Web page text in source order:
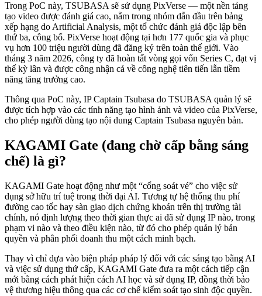
Trong PoC này, TSUBASA sẽ sử dụng PixVerse — một nền tảng
tạo video được đánh giá cao, nằm trong nhóm dẫn đầu trên bảng
xếp hạng do Artificial Analysis, một tổ chức đánh giá độc lập bên
thứ ba, công bố. PixVerse hoạt động tại hơn 177 quốc gia và phục
vụ hơn 100 triệu người dùng đã đăng ký trên toàn thế giới. Vào
tháng 3 năm 2026, công ty đã hoàn tất vòng gọi vốn Series C, đạt vị
thế kỳ lân và được công nhận cả về công nghệ tiên tiến lẫn tiềm
năng tăng trưởng cao.
Thông qua PoC này, IP Captain Tsubasa do TSUBASA quản lý sẽ
được tích hợp vào các tính năng tạo hình ảnh và video của PixVerse,
cho phép người dùng tạo nội dung Captain Tsubasa nguyên bản.
KAGAMI Gate (đang chờ cấp bằng sáng
chế) là gì?
KAGAMI Gate hoạt động như một “cổng soát vé” cho việc sử
dụng sở hữu trí tuệ trong thời đại AI. Tương tự hệ thống thu phí
đường cao tốc hay sàn giao dịch chứng khoán trên thị trường tài
chính, nó định lượng theo thời gian thực ai đã sử dụng IP nào, trong
phạm vi nào và theo điều kiện nào, từ đó cho phép quản lý bản
quyền và phân phối doanh thu một cách minh bạch.
Thay vì chỉ dựa vào biện pháp pháp lý đối với các sáng tạo bằng AI
và việc sử dụng thứ cấp, KAGAMI Gate đưa ra một cách tiếp cận
mới bằng cách phát hiện cách AI học và sử dụng IP, đồng thời bảo
vệ thương hiệu thông qua các cơ chế kiểm soát tạo sinh độc quyền.